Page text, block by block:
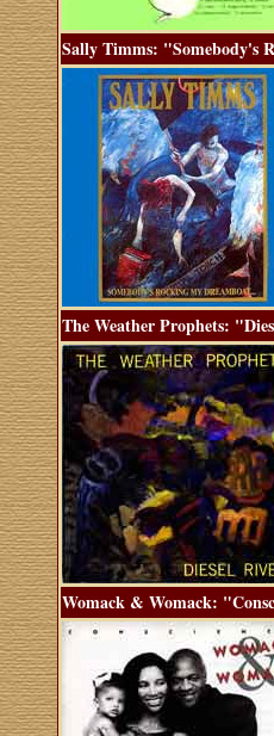
Sally Timms: "Somebody's
The Weather Prophets:
Womack & Womack: